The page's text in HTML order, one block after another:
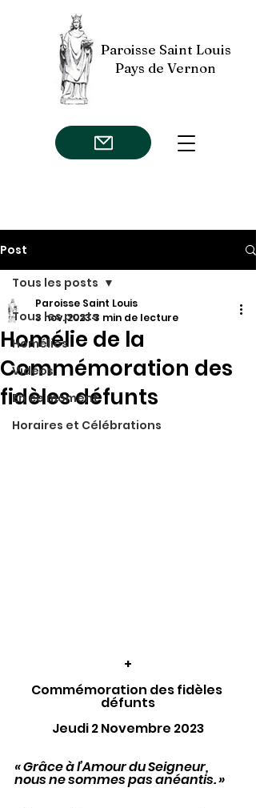
Paroisse Saint Louis
Pays de Vernon
Post
Tous les posts
Homélies
Vidéos
En ce moment
Horaires et Célébrations
Tous les posts
Homélie de la
Commémoration des
fidèles défunts
Paroisse Saint Louis
3 nov. 20233 min de lecture
+
Commémoration des fidèles
défunts
Jeudi 2 Novembre 2023
« Grâce à l’Amour du Seigneur,
nous ne sommes pas anéantis. »